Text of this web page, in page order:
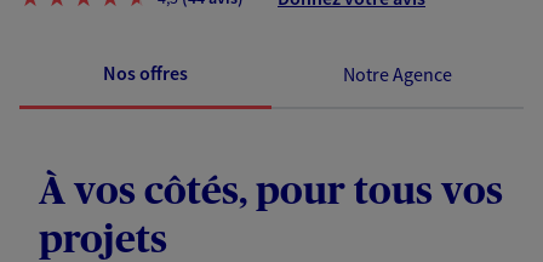
Nos offres Notre Agence
À vos côtés, pour tous vos
projets